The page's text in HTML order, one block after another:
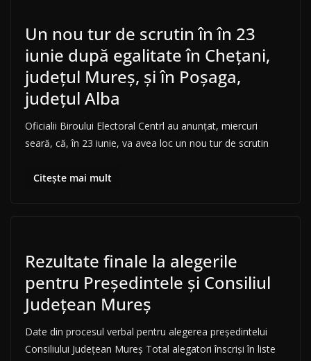
Un nou tur de scrutin în în 23
iunie după egalitate în Cheţani,
judeţul Mureş, şi în Poşaga,
judeţul Alba
Oficialii Biroului Electoral Centrl au anunţat, miercuri
seară, că, în 23 iunie, va avea loc un nou tur de scrutin
Citește mai mult
Rezultate finale la alegerile
pentru Președintele și Consiliul
Județean Mureș
Date din procesul verbal pentru alegerea președintelui
Consiliului Județean Mureș Total alegatori înscrişi în liste